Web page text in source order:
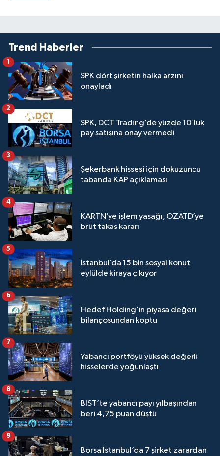
Trend Haberler
SPK dört şirketin halka arzını
onayladı
1
SPK, DCT Trading’de yüzde 10’luk
pay satışına onay vermedi
2
Şekerbank hissesi için dokuzuncu
tabanda KAP açıklaması
3
KARTN’ye işlem yasağı, OZATD’ye
brüt takas kararı
4
İstanbul’da 15 bin sosyal konut
eylülde kiraya çıkıyor
5
Hedef Holding’in piyasa değeri
bilançosundan koptu
6
Yabancı portföyü yüksek değerli
hisselerde yoğunlaştı
7
BİST’te yabancı payı yılbaşından
beri 4,75 puan düştü
8
Borsa İstanbul’da 7 şirket zarardan
9